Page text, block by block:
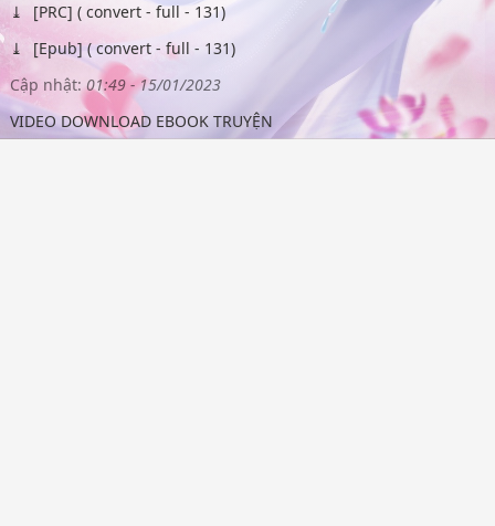
[PRC] ( convert - full - 131)
[Epub] ( convert - full - 131)
Cập nhật: 01:49 - 15/01/2023
VIDEO DOWNLOAD EBOOK TRUYỆN